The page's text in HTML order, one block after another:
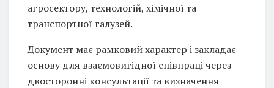
агросектору, технологій, хімічної та
транспортної галузей.
Документ має рамковий характер і закладає
основу для взаємовигідної співпраці через
двосторонні консультації та визначення